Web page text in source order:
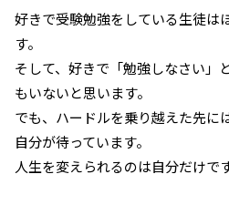
好きで受験勉強をしている生徒は
す。
そして、好きで「勉強しなさい」
もいないと思います。
でも、ハードルを乗り越えた先に
自分が待っています。
人生を変えられるのは自分だけです